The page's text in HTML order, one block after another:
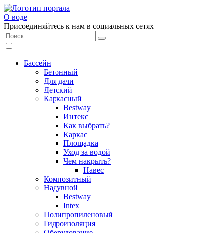
О воде
Присоединяйтесь к нам в социальных сетях
Бассейн
Бетонный
Для дачи
Детский
Каркасный
Bestway
Интекс
Как выбрать?
Каркас
Площадка
Уход за водой
Чем накрыть?
Навес
Композитный
Надувной
Bestway
Intex
Полипропиленовый
Гидроизоляция